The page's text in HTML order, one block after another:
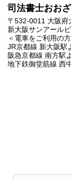
司法書士おお
〒532-0011 大阪府
新大阪サンアール
＜電車をご利用の
JR京都線 新大阪駅
阪急京都線 南方駅
地下鉄御堂筋線 西